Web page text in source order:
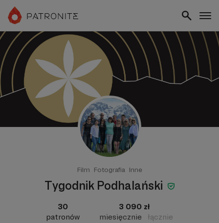
Film Fotografia Inne
Tygodnik Podhalański
30
patronów
3 090 zł
miesięcznie
łącznie